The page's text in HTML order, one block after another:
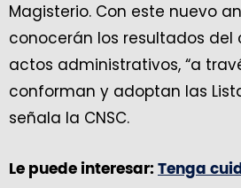
Magisterio. Con este nuevo
conocerán los resultados del
actos administrativos, “a
conforman y adoptan las
señala la CNSC.
Le puede interesar: Tenga